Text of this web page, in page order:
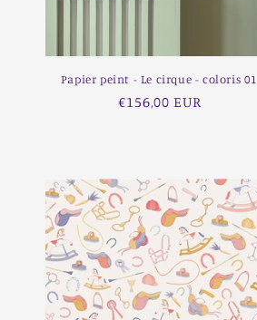
Papier peint - Le cirque - coloris 01
Prix
€156,00 EUR